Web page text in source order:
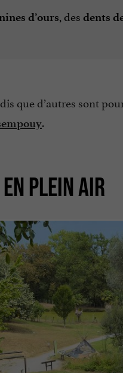
d’ours, des dents
que d’autres sont
.
PLEIN AIR